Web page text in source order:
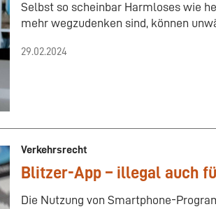
Selbst so scheinbar Harmloses wie
mehr wegzudenken sind, können
29.02.2024
Verkehrsrecht
Blitzer-App – illegal auch
Die Nutzung von Smartphone-